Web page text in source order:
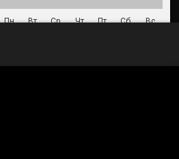
Пн Вт Ср Чт Пт Сб Вс